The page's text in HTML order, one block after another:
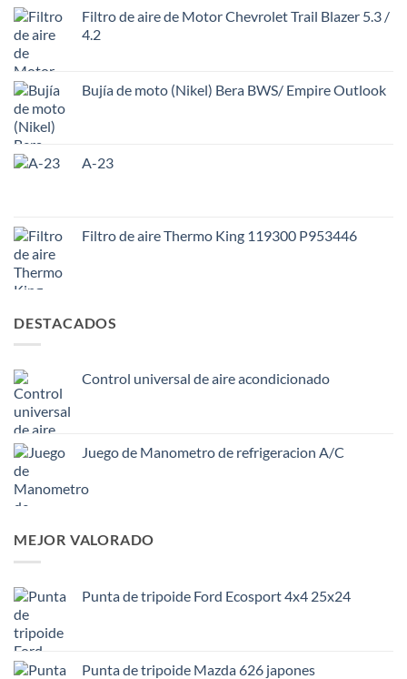
Filtro de aire de Motor Chevrolet Trail Blazer 5.3 /
4.2
Bujía de moto (Nikel) Bera BWS/ Empire Outlook
A-23
Filtro de aire Thermo King 119300 P953446
DESTACADOS
Control universal de aire acondicionado
Juego de Manometro de refrigeracion A/C
MEJOR VALORADO
Punta de tripoide Ford Ecosport 4x4 25x24
Punta de tripoide Mazda 626 japones